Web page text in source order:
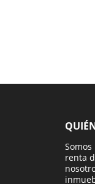
renta